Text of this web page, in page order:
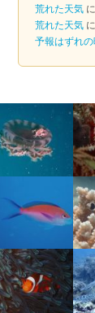
荒れた天気 に
荒れた天気 に
予報はずれ